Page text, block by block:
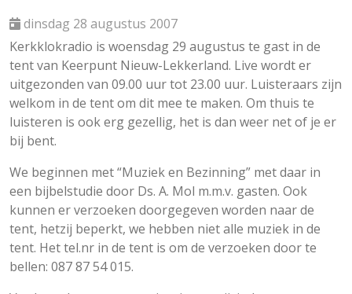
dinsdag 28 augustus 2007
Kerkklokradio is woensdag 29 augustus te gast in de
tent van Keerpunt Nieuw-Lekkerland. Live wordt er
uitgezonden van 09.00 uur tot 23.00 uur. Luisteraars zijn
welkom in de tent om dit mee te maken. Om thuis te
luisteren is ook erg gezellig, het is dan weer net of je er
bij bent.
We beginnen met “Muziek en Bezinning” met daar in
een bijbelstudie door Ds. A. Mol m.m.v. gasten. Ook
kunnen er verzoeken doorgegeven worden naar de
tent, hetzij beperkt, we hebben niet alle muziek in de
tent. Het tel.nr in de tent is om de verzoeken door te
bellen: 087 87 54 015.